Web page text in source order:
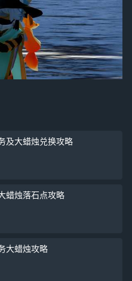
及大蜡烛兑换攻略
蜡烛落石点攻略
大蜡烛攻略